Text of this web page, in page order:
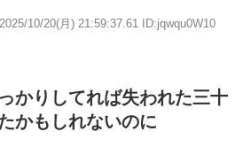
2025/10/20(月) 21:59:37.61 ID:jqwqu0W10
かりしてれば失われた三十
かもしれないのに